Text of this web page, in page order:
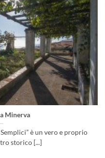
Minerva
è un vero e proprio
storico [...]